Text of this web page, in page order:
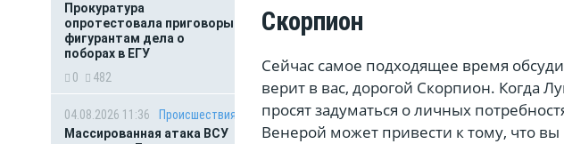
Прокуратура
опротестовала приговоры
фигурантам дела о
поборах в ЕГУ
0
482
04.08.2026 11:36
Происшествия
Массированная атака ВСУ
Скорпион
Сейчас самое подходящее время
верит в вас, дорогой Скорпион. Когда
просят задуматься о личных
Венерой может привести к тому, что